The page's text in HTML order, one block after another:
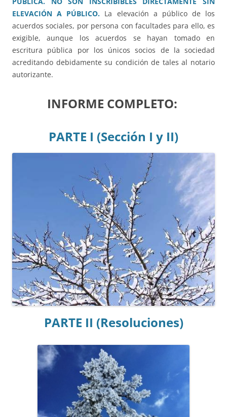
ELEVACIÓN A PÚBLICO. La elevación a público de los
acuerdos sociales, por persona con facultades para ello, es
exigible, aunque los acuerdos se hayan tomado en
escritura pública por los únicos socios de la sociedad
acreditando debidamente su condición de tales al notario
autorizante.
INFORME COMPLETO:
PARTE I (Sección I y II)
PARTE II (Resoluciones)